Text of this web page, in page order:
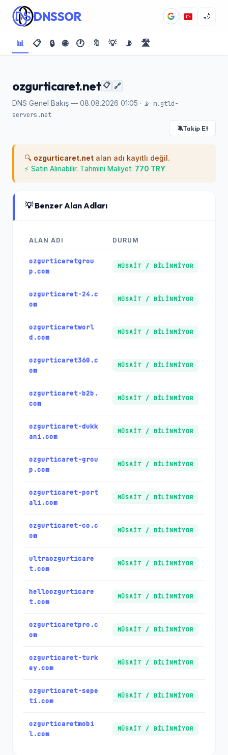
DNSSOR 🌙
📊 📋 🔒 🌐 🕐 🔖 💡 📡 🛣️
ozgurticaret.net 📋 🔗
DNS Genel Bakış — 08.08.2026 01:05 · 📡 m.gtld-
servers.net
🔕Takip Et
🔍 ozgurticaret.net alan adı kayıtlı değil.
⚡ Satın Alınabilir. Tahmini Maliyet: 770 TRY
💡 Benzer Alan Adları
ALAN ADI DURUM
ozgurticaretgrou
p.com
MÜSAIT / BILINMIYOR
ozgurticaret-24.c
om
MÜSAIT / BILINMIYOR
ozgurticaretworl
d.com
MÜSAIT / BILINMIYOR
ozgurticaret360.c
om
MÜSAIT / BILINMIYOR
ozgurticaret-b2b.
com
MÜSAIT / BILINMIYOR
ozgurticaret-dukk
ani.com
MÜSAIT / BILINMIYOR
ozgurticaret-grou
p.com
MÜSAIT / BILINMIYOR
ozgurticaret-port
ali.com
MÜSAIT / BILINMIYOR
ozgurticaret-co.c
om
MÜSAIT / BILINMIYOR
ultraozgurticare
t.com
MÜSAIT / BILINMIYOR
helloozgurticare
t.com
MÜSAIT / BILINMIYOR
ozgurticaretpro.c
om
MÜSAIT / BILINMIYOR
ozgurticaret-turk
ey.com
MÜSAIT / BILINMIYOR
ozgurticaret-sepe
ti.com
MÜSAIT / BILINMIYOR
ozgurticaretmobi
l.com
MÜSAIT / BILINMIYOR